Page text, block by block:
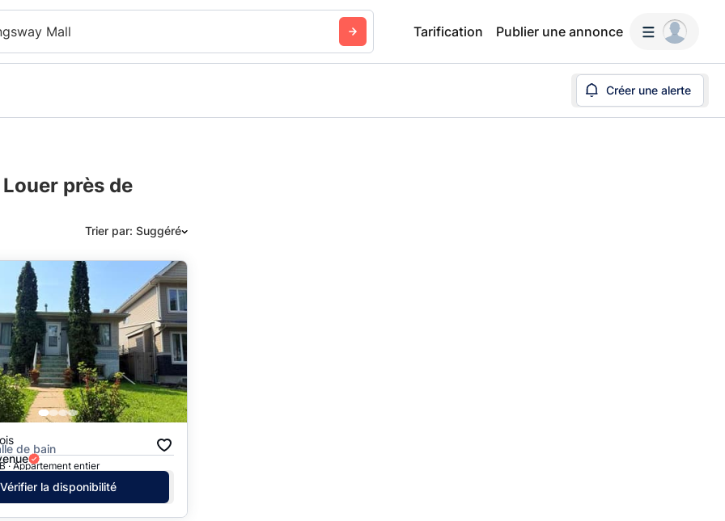
Mall Tarification Publier une annonce
Créer une alerte
près de
Trier par: Suggéré
Date: les plus récents d’abord
Date: les plus anciens d’abord
Prix - $$$ à $
Prix - $ à $$$
de bain
· Appartement entier
Vérifier la disponibilité